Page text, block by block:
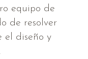
equipo de
de resolver
el diseño y